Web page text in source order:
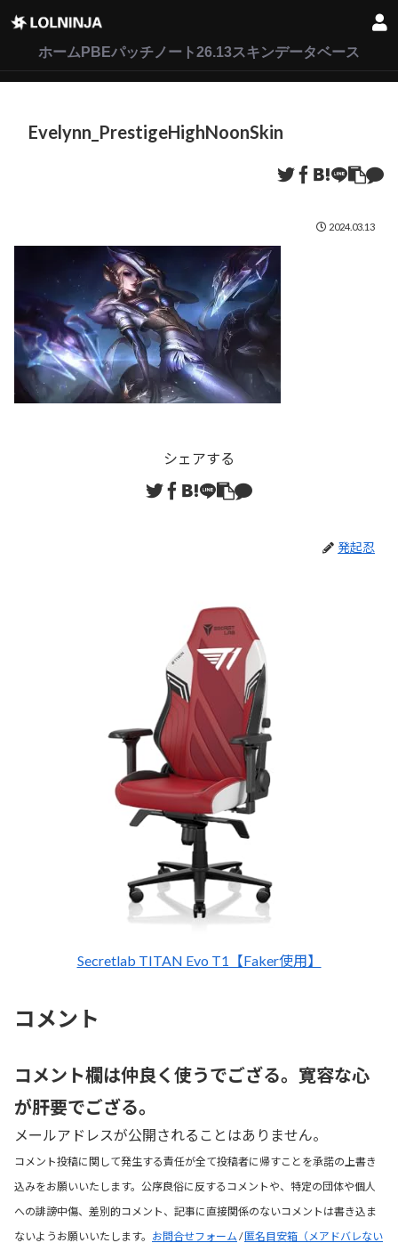
ホーム PBEパッチノート26.13スキンデータベース
Evelynn_PrestigeHighNoonSkin
2024.03.13
シェアする
発起忍
Secretlab TITAN Evo T1【Faker使用】
コメント
コメント欄は仲良く使うでござる。寛容な心
が肝要でござる。
メールアドレスが公開されることはありません。
コメント投稿に関して発生する責任が全て投稿者に帰すことを承諾の上書き
込みをお願いいたします。公序良俗に反するコメントや、特定の団体や個人
への誹謗中傷、差別的コメント、記事に直接関係のないコメントは書き込ま
ないようお願いいたします。 お問合せフォーム /匿名目安箱（メアドバレない